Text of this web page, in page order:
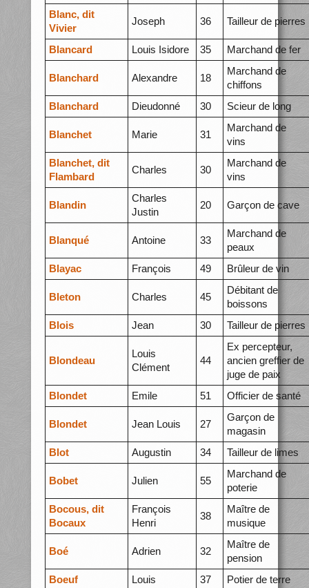
Blanc, dit
Vivier
Joseph 36 Tailleur de pierres
Blancard Louis Isidore 35 Marchand de fer
Blanchard Alexandre 18
Marchand de
chiffons
Blanchard
Dieudonné 30 Scieur de long
Blanchet Marie 31
Marchand de
vins
Blanchet, dit
Flambard
Charles 30
Marchand de
vins
Blandin
Charles
Justin
20 Garçon de cave
Blanqué Antoine 33
Marchand de
peaux
Blayac
François 49 Brûleur de vin
Bleton Charles 45
Débitant de
boissons
Blois
Jean 30 Tailleur de pierres
Blondeau
Louis
Clément
44
Ex percepteur,
ancien greffier de
juge de paix
Blondet
Emile 51 Officier de santé
Blondet Jean Louis 27
Garçon de
magasin
Blot
Augustin 34 Tailleur de limes
Bobet Julien 55
Marchand de
poterie
Bocous, dit
Bocaux
François
Henri
38
Maître de
musique
Boé Adrien 32
Maître de
pension
Boeuf
Louis 37
Potier de terre